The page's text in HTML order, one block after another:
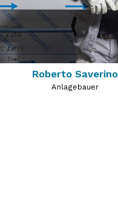
Roberto Saverino
Anlagebauer